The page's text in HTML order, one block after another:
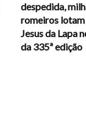
despedida,
romeiros lotam
Jesus da Lapa
da 335ª edição